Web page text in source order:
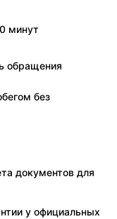
минут
обращения
без
документов для
у официальных